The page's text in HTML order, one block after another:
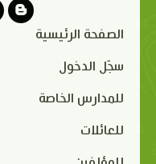
الصفحة الرئيسية
سجّل الدخول
للمدارس الخاصة
للعائلات